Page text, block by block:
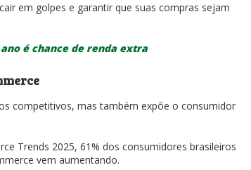
em golpes e garantir que suas compras sejam
é chance de renda extra
competitivos, mas também expõe o consumidor
Trends 2025, 61% dos consumidores brasileiros
vem aumentando.